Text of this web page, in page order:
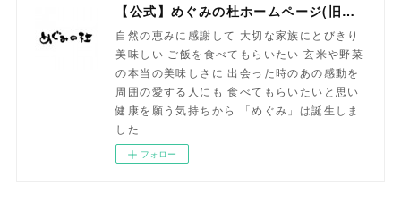
【公式】めぐみの杜ホームページ(旧自然食工房）
自然の恵みに感謝して 大切な家族にとびきり
美味しい ご飯を食べてもらいたい 玄米や野菜
の本当の美味しさに 出会った時のあの感動を
周囲の愛する人にも 食べてもらいたいと思い
健康を願う気持ちから 「めぐみ」は誕生しま
した
フォロー